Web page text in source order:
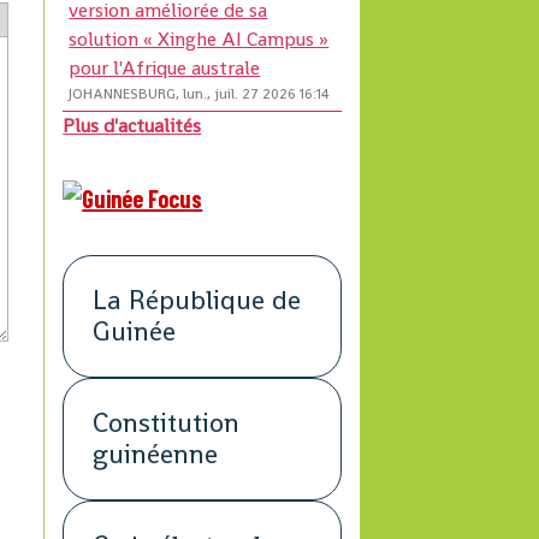
version améliorée de sa
solution « Xinghe AI Campus »
pour l'Afrique australe
JOHANNESBURG, lun., juil. 27 2026 16:14
Plus d'actualités
La République de
Guinée
Constitution
guinéenne